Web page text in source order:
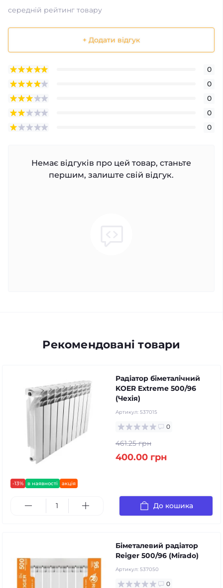
середній рейтинг товару
+ Додати відгук
0
0
0
0
0
Немає відгуків про цей товар, станьте
першим, залиште свій відгук.
Рекомендовані товари
-13% в наявності акція
Радіатор біметалічний
KOER Extreme 500/96
(Чехія)
Артикул: 537015
0
461.25 грн
400.00 грн
До кошика
Біметалевий радіатор
Reiger 500/96 (Mirado)
Артикул: 537050
0